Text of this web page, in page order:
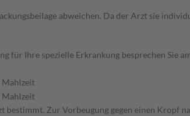
abweichen. Da der Arzt sie
für Ihre spezielle Erkrankung besprechen Sie
Mahlzeit
Mahlzeit
Zur Vorbeugung gegen einen Kropf